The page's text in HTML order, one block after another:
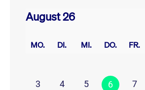
August 26
MO. DI. MI. DO. FR.
3
4 5 6 7